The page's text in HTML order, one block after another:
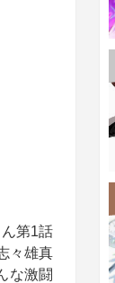
第1話
々雄真
な激闘